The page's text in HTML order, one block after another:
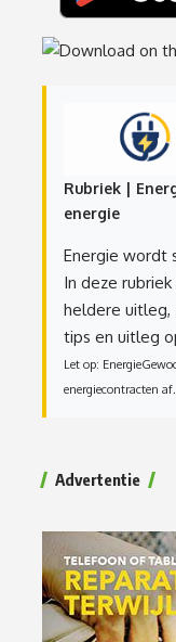
Rubriek |
energie
Energie wordt
In deze
heldere uitleg,
tips en uitleg
Let op:
energiecontracten af.
Advertentie